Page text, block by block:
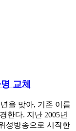
교체
을 맞아, 기존 이름
한다. 지난 2005년
성방송으로 시작한